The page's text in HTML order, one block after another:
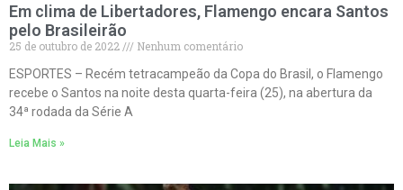
Em clima de Libertadores, Flamengo encara Santos
pelo Brasileirão
25 de outubro de 2022
Nenhum comentário
ESPORTES – Recém tetracampeão da Copa do Brasil, o Flamengo
recebe o Santos na noite desta quarta-feira (25), na abertura da
34ª rodada da Série A
Leia Mais »